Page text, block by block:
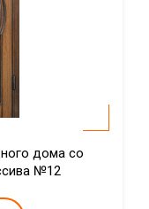
дома со
№12